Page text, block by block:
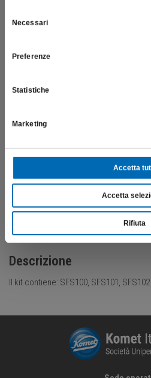
delNecessari
Preferenze
Statistiche
Marketing
Accetta
Accetta
Rifiuta
Scopri di più
Descrizione
Il kit contiene: SFS100, SFS101, SFS102
salute e la sicurezza del